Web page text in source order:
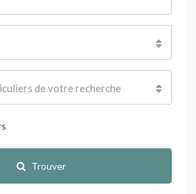
de votre recherche
Trouver